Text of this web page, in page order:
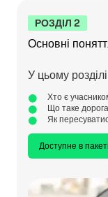
РОЗДІЛ 2
Основні
У цьому
Хто є
Що таке
Як
Доступне в пакеті